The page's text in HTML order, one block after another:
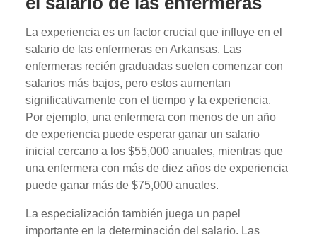
La experiencia es un factor crucial que influye en el
salario de las enfermeras en Arkansas. Las
enfermeras recién graduadas suelen comenzar con
salarios más bajos, pero estos aumentan
significativamente con el tiempo y la experiencia.
Por ejemplo, una enfermera con menos de un año
de experiencia puede esperar ganar un salario
inicial cercano a los $55,000 anuales, mientras que
una enfermera con más de diez años de experiencia
puede ganar más de $75,000 anuales.
La especialización también juega un papel
importante en la determinación del salario. Las